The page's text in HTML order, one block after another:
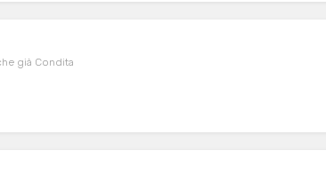
già Condita